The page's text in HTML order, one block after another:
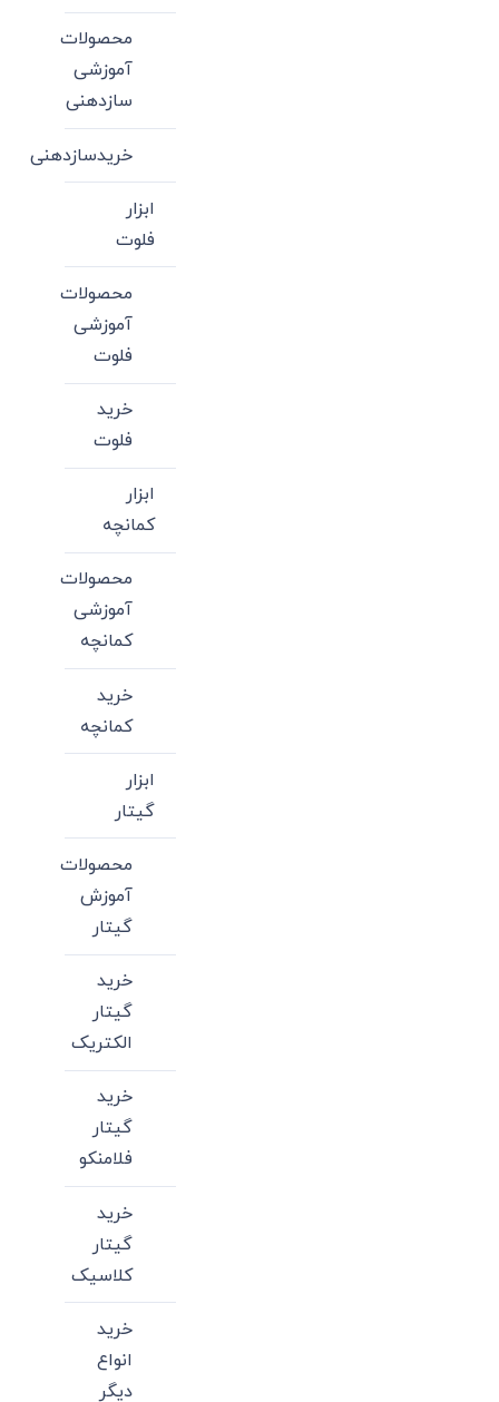
محصولات
آموزشی
سازدهنی
خریدسازدهنی
ابزار
فلوت
محصولات
آموزشی
فلوت
خرید
فلوت
ابزار
کمانچه
محصولات
آموزشی
کمانچه
خرید
کمانچه
ابزار
گیتار
محصولات
آموزش
گیتار
خرید
گیتار
الکتریک
خرید
گیتار
فلامنکو
خرید
گیتار
کلاسیک
خرید
انواع
دیگر